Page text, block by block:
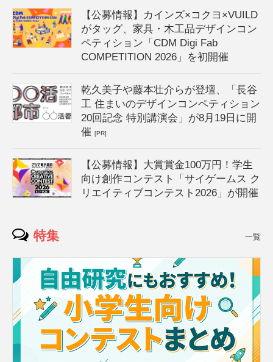
【公募情報】カインズ×コクヨ×VUILD
がタッグ、家具・木工品デザインコン
ペティション「CDM Digi Fab
COMPETITION 2026」を初開催
乾久美子や藤本壮介らが登壇、「長谷
工 住まいのデザインコンペティション
20回記念 特別講演会」が8月19日に開
催[PR]
【公募情報】大賞賞金100万円！学生
向け創作コンテスト「サイゲームス ク
リエイティブコンテスト2026」が開催
特集 一覧